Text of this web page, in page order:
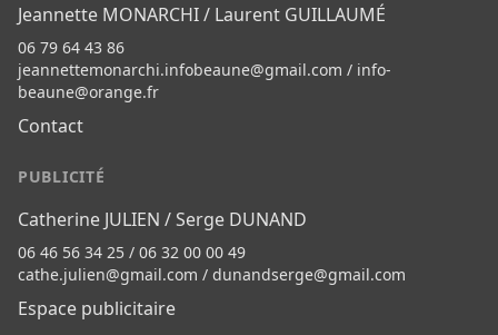
Jeannette MONARCHI / Laurent GUILLAUMÉ
06 79 64 43 86
jeannettemonarchi.infobeaune@gmail.com / info-
beaune@orange.fr
Contact
PUBLICITÉ
Catherine JULIEN / Serge DUNAND
06 46 56 34 25 / 06 32 00 00 49
cathe.julien@gmail.com / dunandserge@gmail.com
Espace publicitaire